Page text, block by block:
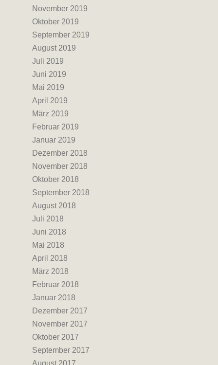
November 2019
Oktober 2019
September 2019
August 2019
Juli 2019
Juni 2019
Mai 2019
April 2019
März 2019
Februar 2019
Januar 2019
Dezember 2018
November 2018
Oktober 2018
September 2018
August 2018
Juli 2018
Juni 2018
Mai 2018
April 2018
März 2018
Februar 2018
Januar 2018
Dezember 2017
November 2017
Oktober 2017
September 2017
August 2017